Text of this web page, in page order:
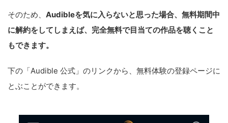
そのため、 Audibleを気に入らないと思った場合、無料期間中
に解約をしてしまえば、完全無料で目当ての作品を聴くこと
もできます。
下の「Audible 公式」のリンクから、無料体験の登録ページに
とぶことができます。